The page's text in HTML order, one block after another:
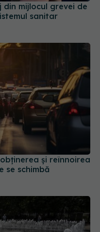
din mijlocul grevei de
sanitar
și reînnoirea
se schimbă